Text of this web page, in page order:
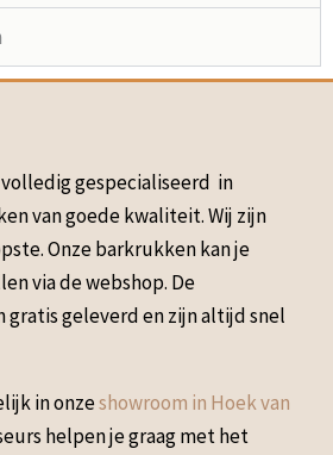
gespecialiseerd in
van goede kwaliteit. Wij zijn
Onze barkrukken kan je
via de webshop. De
geleverd en zijn altijd snel
in onzeshowroom in Hoek van
helpen je graag met het